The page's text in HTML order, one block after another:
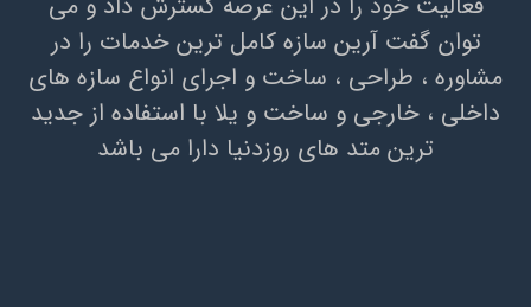
توان گفت آرين سازه کامل ترين خدمات را در
مشاوره ، طراحي ، ساخت و اجراي انواع سازه هاي
داخلي ، خارجي و ساخت و يلا با استفاده از جديد
ترين متد هاي روزدنيا دارا مي باشد